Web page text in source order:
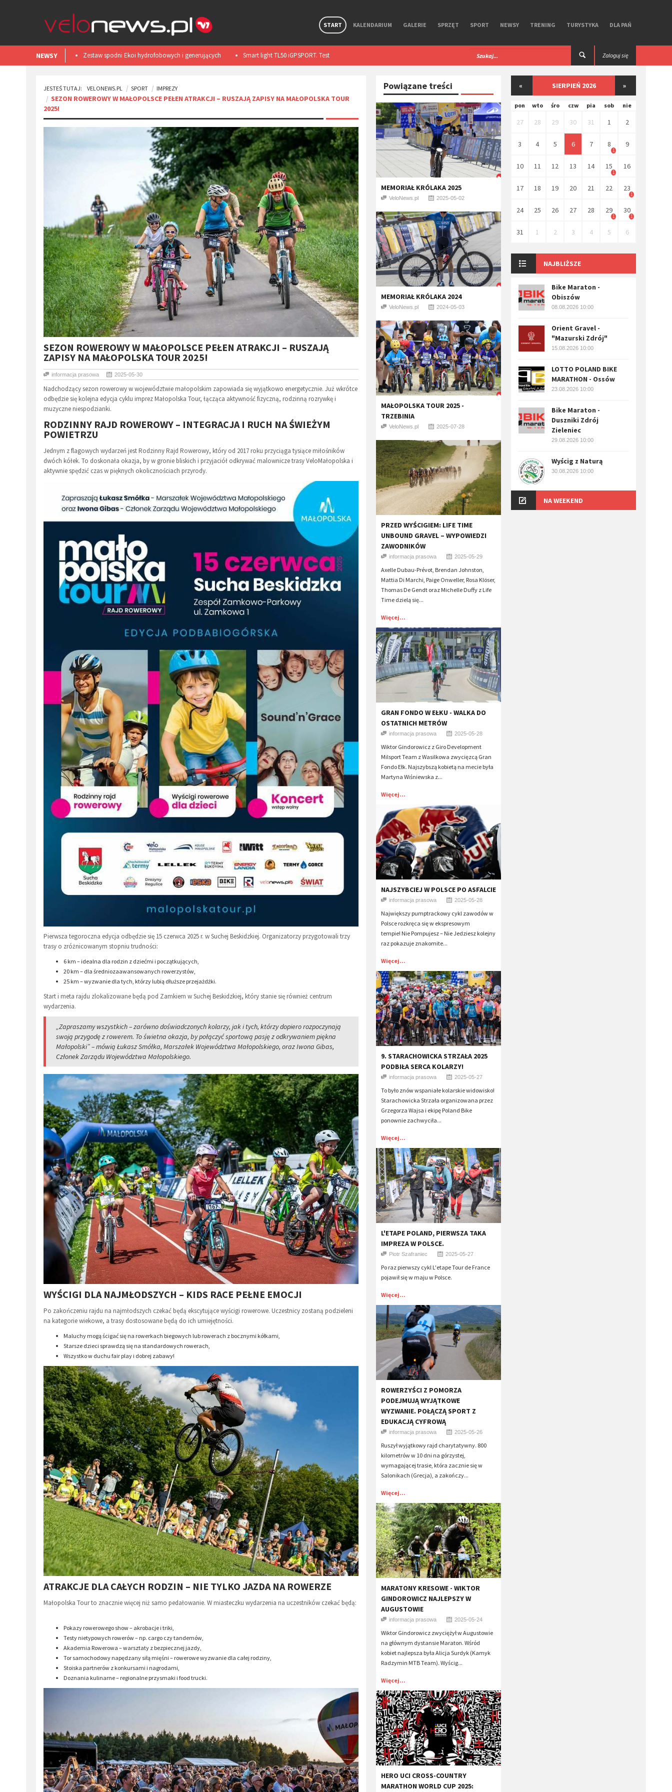
START KALENDARIUM GALERIE SPRZĘT SPORT NEWSY TRENING TURYSTYKA DLA PAŃ
NEWSY Smart light TL50 iGPSPORT. Test
Premierowy, symbiotyczny zestaw R Aero i Aerolite od
Ekoi.
Wolfpack Gravel Super Speed. Test
​Unbound Gravel 2026. Miłość i
Kansas.
Zaloguj się
JESTEŚ TUTAJ: VELONEWS.PL SPORT IMPREZY
SEZON ROWEROWY W MAŁOPOLSCE PEŁEN ATRAKCJI – RUSZAJĄ ZAPISY NA MAŁOPOLSKA TOUR
2025!
SEZON ROWEROWY W MAŁOPOLSCE PEŁEN ATRAKCJI – RUSZAJĄ
ZAPISY NA MAŁOPOLSKA TOUR 2025!
informacja prasowa 2025-05-30
Nadchodzący sezon rowerowy w województwie małopolskim zapowiada się wyjątkowo energetycznie. Już wkrótce
odbędzie się kolejna edycja cyklu imprez Małopolska Tour, łącząca aktywność fizyczną, rodzinną rozrywkę i
muzyczne niespodzianki.
RODZINNY RAJD ROWEROWY – INTEGRACJA I RUCH NA ŚWIEŻYM
POWIETRZU
Jednym z flagowych wydarzeń jest Rodzinny Rajd Rowerowy, który od 2017 roku przyciąga tysiące miłośników
dwóch kółek. To doskonała okazja, by w gronie bliskich i przyjaciół odkrywać malownicze trasy VeloMałopolska i
aktywnie spędzić czas w pięknych okolicznościach przyrody.
Pierwsza tegoroczna edycja odbędzie się 15 czerwca 2025 r. w Suchej Beskidzkiej. Organizatorzy przygotowali trzy
trasy o zróżnicowanym stopniu trudności:
6 km – idealna dla rodzin z dziećmi i początkujących,
20 km – dla średniozaawansowanych rowerzystów,
25 km – wyzwanie dla tych, którzy lubią dłuższe przejażdżki.
Start i meta rajdu zlokalizowane będą pod Zamkiem w Suchej Beskidzkiej, który stanie się również centrum
wydarzenia.
„Zapraszamy wszystkich – zarówno doświadczonych kolarzy, jak i tych, którzy dopiero rozpoczynają
swoją przygodę z rowerem. To świetna okazja, by połączyć sportową pasję z odkrywaniem piękna
Małopolski” – mówią Łukasz Smółka, Marszałek Województwa Małopolskiego, oraz Iwona Gibas,
Członek Zarządu Województwa Małopolskiego.
WYŚCIGI DLA NAJMŁODSZYCH – KIDS RACE PEŁNE EMOCJI
Po zakończeniu rajdu na najmłodszych czekać będą ekscytujące wyścigi rowerowe. Uczestnicy zostaną podzieleni
na kategorie wiekowe, a trasy dostosowane będą do ich umiejętności.
Maluchy mogą ścigać się na rowerkach biegowych lub rowerach z bocznymi kółkami,
Starsze dzieci sprawdzą się na standardowych rowerach,
Wszystko w duchu fair play i dobrej zabawy!
ATRAKCJE DLA CAŁYCH RODZIN – NIE TYLKO JAZDA NA ROWERZE
Małopolska Tour to znacznie więcej niż samo pedałowanie. W miasteczku wydarzenia na uczestników czekać będą:
Pokazy rowerowego show – akrobacje i triki,
Testy nietypowych rowerów – np. cargo czy tandemów,
Akademia Rowerowa – warsztaty z bezpiecznej jazdy,
Tor samochodowy napędzany siłą mięśni – rowerowe wyzwanie dla całej rodziny,
Stoiska partnerów z konkursami i nagrodami,
Doznania kulinarne – regionalne przysmaki i food trucki.
Powiązane treści
​MEMORIAŁ KRÓLAKA 2025
VeloNews.pl 2025-05-02
MEMORIAŁ KRÓLAKA 2024
VeloNews.pl 2024-05-03
MAŁOPOLSKA TOUR 2025 -
TRZEBINIA
VeloNews.pl 2025-07-28
PRZED WYŚCIGIEM: LIFE TIME
UNBOUND GRAVEL – WYPOWIEDZI
ZAWODNIKÓW
informacja prasowa 2025-05-29
Axelle Dubau-Prévot, Brendan Johnston,
Mattia Di Marchi, Paige Onweller, Rosa Klöser,
Thomas De Gendt oraz Michelle Duffy z Life
Time dzielą się...
Więcej...
GRAN FONDO W EŁKU - ​WALKA DO
OSTATNICH METRÓW
informacja prasowa 2025-05-28
Wiktor Gindorowicz z Giro Development
Milsport Team z Wasilkowa zwycięzcą Gran
Fondo Ełk. Najszybszą kobietą na mecie była
Martyna Wiśniewska z...
Więcej...
​NAJSZYBCIEJ W POLSCE PO ASFALCIE
informacja prasowa 2025-05-28
Największy pumptrackowy cykl zawodów w
Polsce rozkręca się w ekspresowym
tempie! Nie Pompujesz – Nie Jedziesz kolejny
raz pokazuje znakomite...
Więcej...
​9. STARACHOWICKA STRZAŁA 2025
PODBIŁA SERCA KOLARZY!
informacja prasowa 2025-05-27
To było znów wspaniałe kolarskie widowisko!
Starachowicka Strzała organizowana przez
Grzegorza Wajsa i ekipę Poland Bike
ponownie zachwyciła...
Więcej...
L'ETAPE POLAND, PIERWSZA TAKA
IMPREZA W POLSCE.
Piotr Szafraniec 2025-05-27
Po raz pierwszy cykl L'etape Tour de France
pojawił się w maju w Polsce.
Więcej...
​ROWERZYŚCI Z POMORZA
PODEJMUJĄ WYJĄTKOWE
WYZWANIE. POŁĄCZĄ SPORT Z
EDUKACJĄ CYFROWĄ
informacja prasowa 2025-05-26
Ruszył wyjątkowy rajd charytatywny. 800
kilometrów w 10 dni na górzystej,
wymagającej trasie, która zacznie się w
Salonikach (Grecja), a zakończy...
Więcej...
​MARATONY KRESOWE - WIKTOR
GINDOROWICZ NAJLEPSZY W
AUGUSTOWIE
informacja prasowa 2025-05-24
Wiktor Gindorowicz zwyciężył w Augustowie
na głównym dystansie Maraton. Wśród
kobiet najlepsza była Alicja Surdyk (Kamyk
Radzymin MTB Team). Wyścig...
Więcej...
​HERO UCI CROSS-COUNTRY
MARATHON WORLD CUP 2025:
« SIERPIEŃ 2026 »
pon wto śro czw pia sob nie
27 28 29 30 31 1 2
3 4 5 6 7 8
1
9
10 11 12 13 14 15
1
16
17 18 19 20 21 22 23
1
24 25 26 27 28 29
1
30
1
31 1 2 3 4 5 6
NAJBLIŻSZE
Bike Maraton -
Obiszów
08.08.2026 10:00
Orient Gravel -
"Mazurski Zdrój"
15.08.2026 10:00
LOTTO POLAND BIKE
MARATHON - Ossów
23.08.2026 10:00
Bike Maraton -
Duszniki Zdrój
Zieleniec
29.08.2026 10:00
Wyścig z Naturą
30.08.2026 10:00
NA WEEKEND